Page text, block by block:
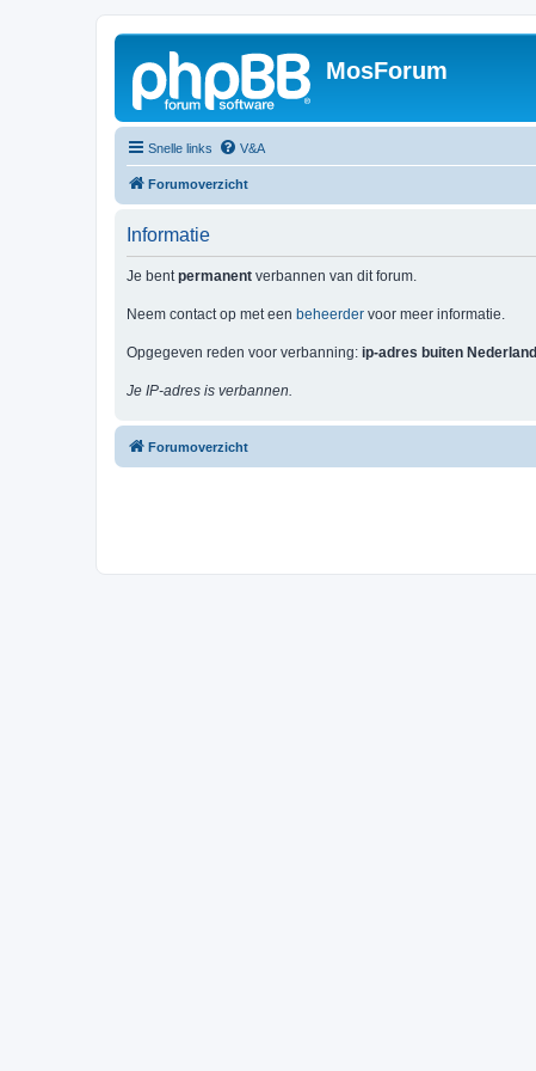
MosForum
Snelle links V&A
Forumoverzicht
Informatie
Je bentpermanent verbannen van dit forum.
Neem contact op met een beheerder voor meer informatie.
Opgegeven reden voor verbanning: ip-adres buiten Nederland
Je IP-adres is verbannen.
Forumoverzicht